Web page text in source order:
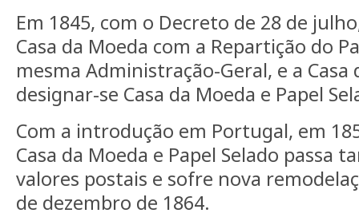
Em 1845, com o Decreto de 28 de
Casa da Moeda com a Repartição do
mesma Administração-Geral, e a Casa
designar-se Casa da Moeda e Papel
Com a introdução em Portugal, em
Casa da Moeda e Papel Selado passa
valores postais e sofre nova
de dezembro de 1864.